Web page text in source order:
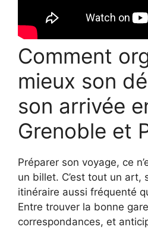
Comment
mieux son
son arrivée
Grenoble et
Préparer son voyage, ce
un billet. C’est tout un art,
itinéraire aussi fréquenté
Entre trouver la bonne
correspondances, et